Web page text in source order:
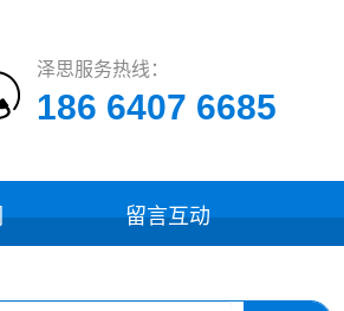
泽思服务热线：
186 6407 6685
留言互动